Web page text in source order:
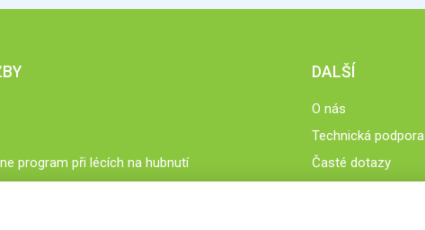
program při lécích na hubnutí
DALŠÍ
O nás
Technická podpora
Časté dotazy